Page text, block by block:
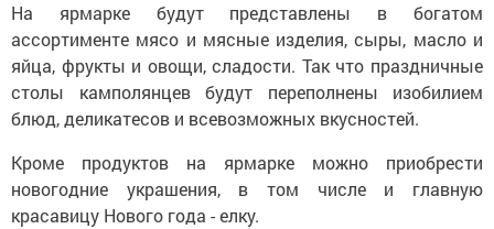
На ярмарке будут представлены в богатом
ассортименте мясо и мясные изделия, сыры, масло и
яйца, фрукты и овощи, сладости. Так что праздничные
столы камполянцев будут переполнены изобилием
блюд, деликатесов и всевозможных вкусностей.
Кроме продуктов на ярмарке можно приобрести
новогодние украшения, в том числе и главную
красавицу Нового года - елку.